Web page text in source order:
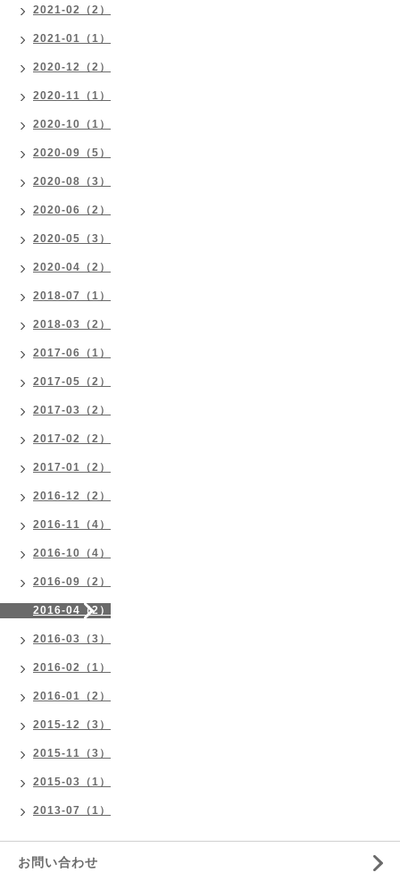
2021-02（2）
2021-01（1）
2020-12（2）
2020-11（1）
2020-10（1）
2020-09（5）
2020-08（3）
2020-06（2）
2020-05（3）
2020-04（2）
2018-07（1）
2018-03（2）
2017-06（1）
2017-05（2）
2017-03（2）
2017-02（2）
2017-01（2）
2016-12（2）
2016-11（4）
2016-10（4）
2016-09（2）
2016-04（2）
2016-03（3）
2016-02（1）
2016-01（2）
2015-12（3）
2015-11（3）
2015-03（1）
2013-07（1）
お問い合わせ